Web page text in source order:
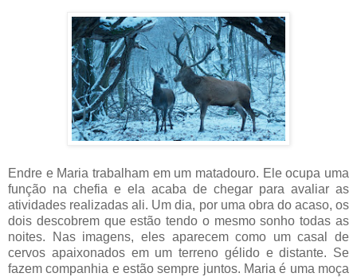
Endre e Maria trabalham em um matadouro. Ele ocupa uma
função na chefia e ela acaba de chegar para avaliar as
atividades realizadas ali. Um dia, por uma obra do acaso, os
dois descobrem que estão tendo o mesmo sonho todas as
noites. Nas imagens, eles aparecem como um casal de
cervos apaixonados em um terreno gélido e distante. Se
fazem companhia e estão sempre juntos. Maria é uma moça